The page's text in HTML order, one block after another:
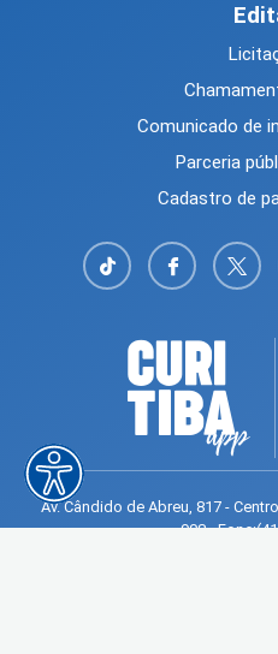
Comunicado de
Parceria
Cadastro de
Av. Cândido de Abreu, 817 -
908 -